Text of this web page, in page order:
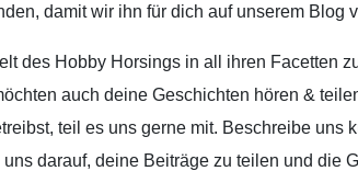
damit wir ihn für dich auf unserem Blog
des Hobby Horsings in all ihren Facetten
auch deine Geschichten hören &
teil es uns gerne mit. Beschreibe
darauf, deine Beiträge zu teilen und die